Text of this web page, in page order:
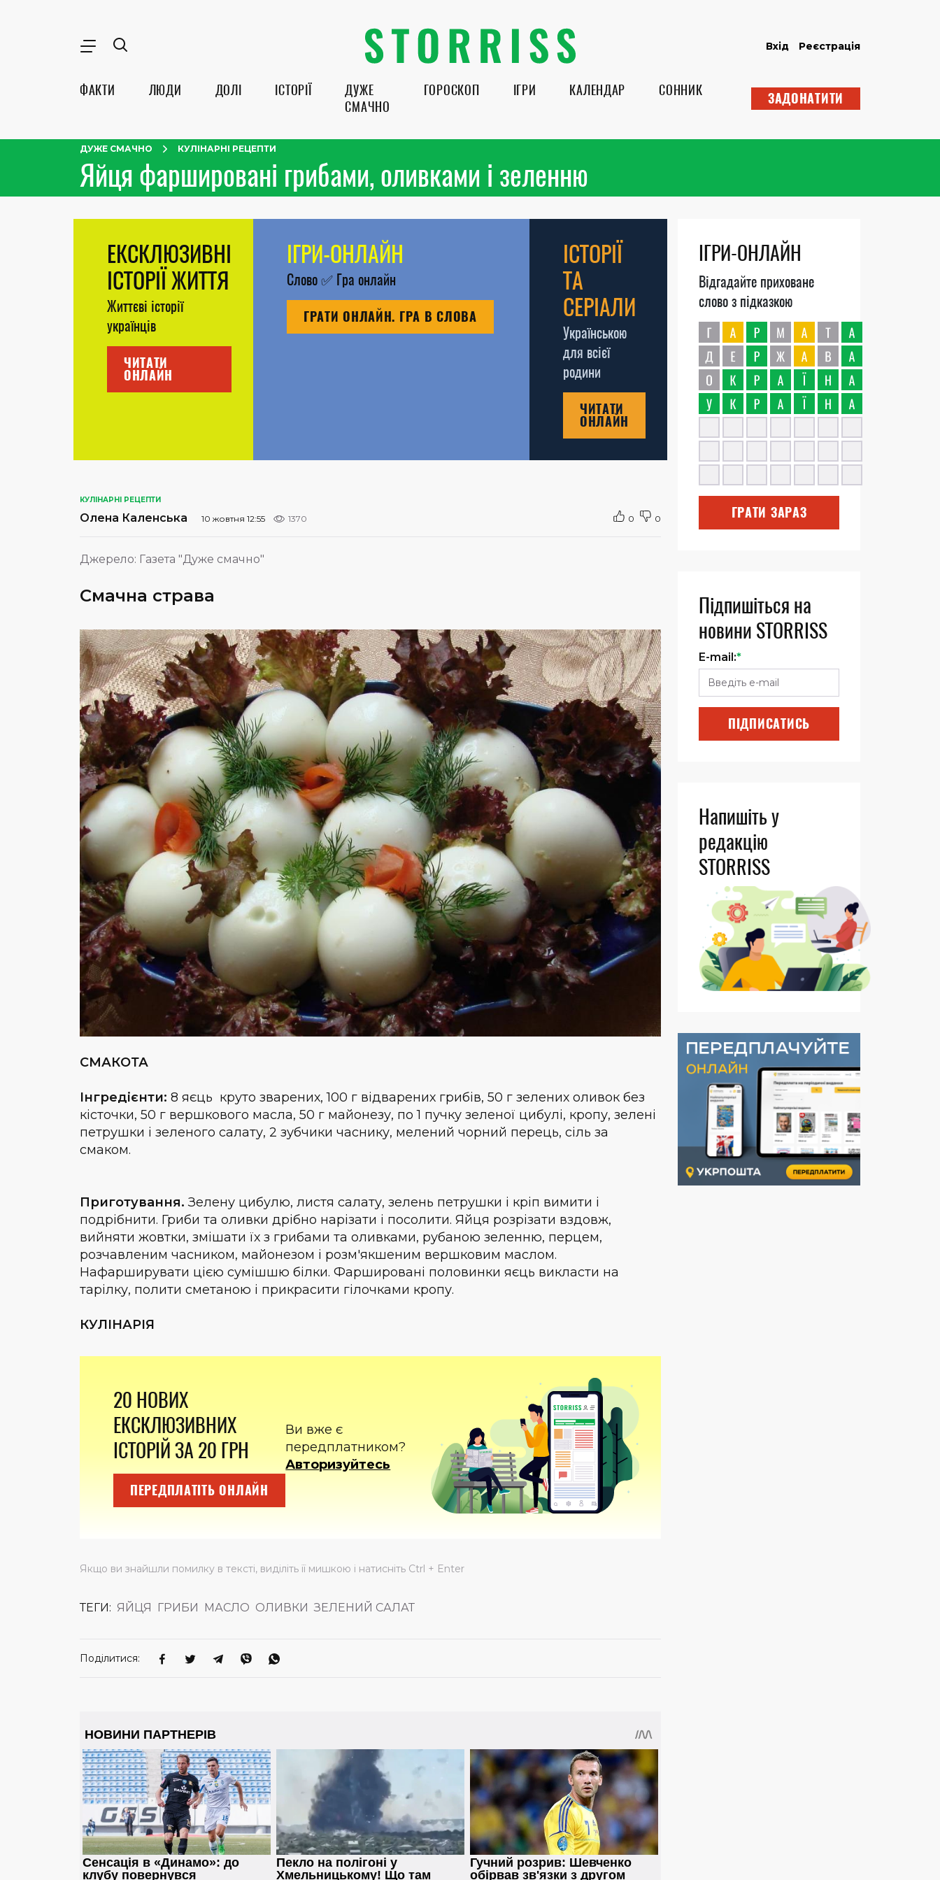
Вхід Реєстрація
ФАКТИ ЛЮДИ ДОЛІ ІСТОРІЇ
ДУЖЕ
СМАЧНО
ГОРОСКОП ІГРИ КАЛЕНДАР СОННИК ЗАДОНАТИТИ
ДУЖЕ СМАЧНО КУЛІНАРНІ РЕЦЕПТИ
Яйця фаршировані грибами, оливками і зеленню
ЕКСКЛЮЗИВНІ
ІСТОРІЇ ЖИТТЯ
Життєві історії
українців
ЧИТАТИ
ОНЛАЙН
ІГРИ-ОНЛАЙН
Слово✅Гра онлайн
ГРАТИ ОНЛАЙН. ГРА В СЛОВА
ІСТОРІЇ
ТА
СЕРІАЛИ
Українською
для всієї
родини
ЧИТАТИ
ОНЛАЙН
КУЛІНАРНІ РЕЦЕПТИ
Олена Каленська 10 жовтня 12:55 1370 0 0
Джерело: Газета "Дуже смачно"
Смачна страва
СМАКОТА
Інгредієнти: 8 яєць круто зварених, 100 г відварених грибів, 50 г зелених оливок без
кісточки, 50 г вершкового масла, 50 г майонезу, по 1 пучку зеленої цибулі, кропу, зелені
петрушки і зеленого салату, 2 зубчики часнику, мелений чорний перець, сіль за
смаком.
Приготування. Зелену цибулю, листя салату, зелень петрушки і кріп вимити і
подрібнити. Гриби та оливки дрібно нарізати і посолити. Яйця розрізати вздовж,
вийняти жовтки, змішати їх з грибами та оливками, рубаною зеленню, перцем,
розчавленим часником, майонезом і розм'якшеним вершковим маслом.
Нафарширувати цією сумішшю білки. Фаршировані половинки яєць викласти на
тарілку, полити сметаною і прикрасити гілочками кропу.
КУЛІНАРІЯ
20 НОВИХ
ЕКСКЛЮЗИВНИХ
ІСТОРІЙ ЗА 20 ГРН
ПЕРЕДПЛАТІТЬ ОНЛАЙН
Ви вже є
передплатником?
Авторизуйтесь
Якщо ви знайшли помилку в тексті, виділіть її мишкою і натисніть Ctrl + Enter
ТЕГИ: ЯЙЦЯ ГРИБИ МАСЛО ОЛИВКИ ЗЕЛЕНИЙ САЛАТ
Поділитися:
ІГРИ-ОНЛАЙН
Відгадайте приховане
слово з підказкою
ГРАТИ ЗАРАЗ
Підпишіться на
новини STORRISS
E-mail:*
ПІДПИСАТИСЬ
Напишіть у
редакцію
STORRISS